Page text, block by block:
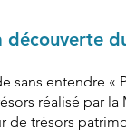
découverte
sans entendre
réalisé par
de trésors